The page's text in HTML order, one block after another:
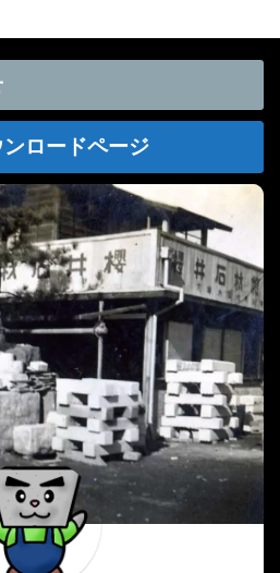
ロードページ